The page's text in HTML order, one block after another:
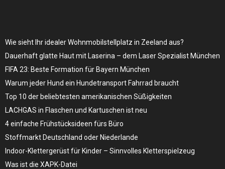
Wie sieht Ihr idealer Wohnmobilstellplatz in Zeeland aus?
Dauerhaft glatte Haut mit Laserina – dem Laser Spezialist München
FIFA 23: Beste Formation für Bayern München
Warum jeder Hund ein Hundetransport Fahrrad braucht
Top 10 der beliebtesten amerikanischen Süßigkeiten
LACHGAS in Flaschen und Kartuschen ist neu
4 einfache Frühstücksideen fürs Büro
Stoffmarkt Deutschland oder Niederlande
Indoor-Klettergerüst für Kinder – Sinnvolles Kletterspielzeug
Was ist die XAPK-Datei